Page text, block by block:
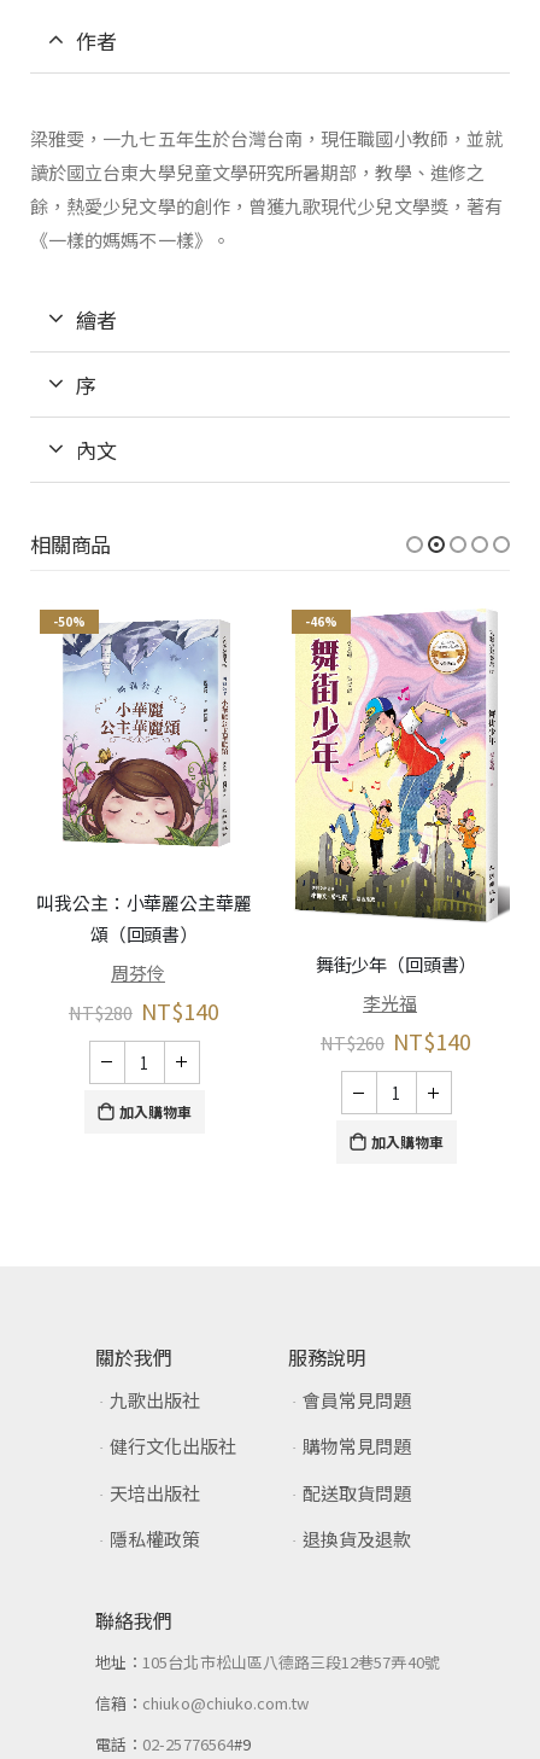
作者
梁雅雯，一九七五年生於台灣台南，現任職國小教師，並就
讀於國立台東大學兒童文學研究所暑期部，教學、進修之
餘，熱愛少兒文學的創作，曾獲九歌現代少兒文學獎，著有
《一樣的媽媽不一樣》。
繪者
序
內文
相關商品
-50%
叫我公主：小華麗公主華麗
頌（回頭書）
周芬伶
NT$280 NT$140
加入購物車
-46%
舞街少年（回頭書）
李光福
NT$260 NT$140
加入購物車
關於我們
九歌出版社
健行文化出版社
天培出版社
隱私權政策
服務說明
會員常見問題
購物常見問題
配送取貨問題
退換貨及退款
聯絡我們
地址：105台北市松山區八德路三段12巷57弄40號
信箱： chiuko@chiuko.com.tw
電話： 02-25776564#9